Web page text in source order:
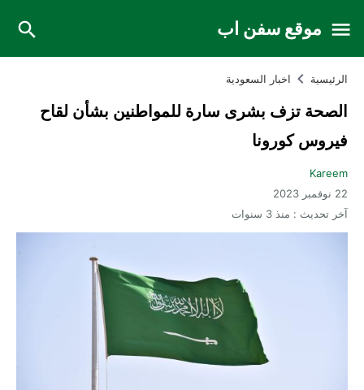
موقع سفن اب
الرئيسية اخبار السعودية
الصحة تزف بشرى سارة للمواطنين بشأن لقاح
فيروس كورونا
Kareem
22 نوفمبر 2023
آخر تحديث : منذ 3 سنوات